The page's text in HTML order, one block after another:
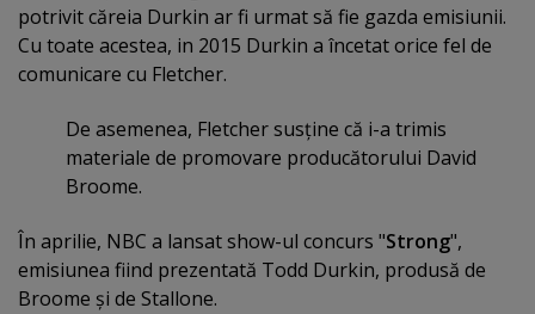
potrivit căreia Durkin ar fi urmat să fie gazda emisiunii.
Cu toate acestea, in 2015 Durkin a încetat orice fel de
comunicare cu Fletcher.
De asemenea, Fletcher susţine că i-a trimis
materiale de promovare producătorului David
Broome.
În aprilie, NBC a lansat show-ul concurs "Strong",
emisiunea fiind prezentată Todd Durkin, produsă de
Broome şi de Stallone.